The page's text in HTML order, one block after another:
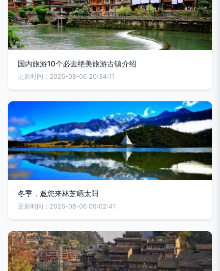
国内旅游10个必去绝美旅游古镇介绍
更新时间：2026-08-06 20:34:11
冬季，邀您来林芝晒太阳
更新时间：2026-08-06 09:02:41